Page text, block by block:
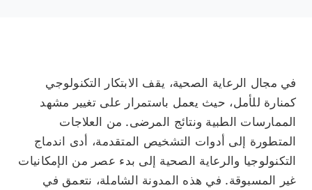
في مجال الرعاية الصحية، يقف الابتكار التكنولوجي
كمنارة للأمل، حيث يعمل باستمرار على تغيير مشهد
الممارسات الطبية ونتائج المرضى. من العلاجات
المتطورة إلى أدوات التشخيص المتقدمة، أدى اندماج
التكنولوجيا والرعاية الصحية إلى بدء عصر من الإمكانيات
غير المسبوقة. في هذه المدونة الشاملة، نتعمق في